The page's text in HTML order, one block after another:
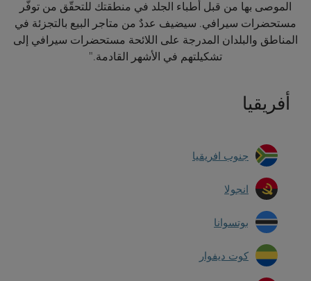
الموصى بها من قبل أطباء الجلد في منطقتك للتحقّق من توفّر
مستحضرات سيرافي. سيضيف عددٌ من متاجر البيع بالتجزئة في
المناطق والبلدان المدرجة على اللائحة مستحضرات سيرافي إلى
تشكيلتهم في الأشهر القادمة."
أفريقيا
جنوب افريقيا
انجولا
بوتسوانا
كوت ديفوار